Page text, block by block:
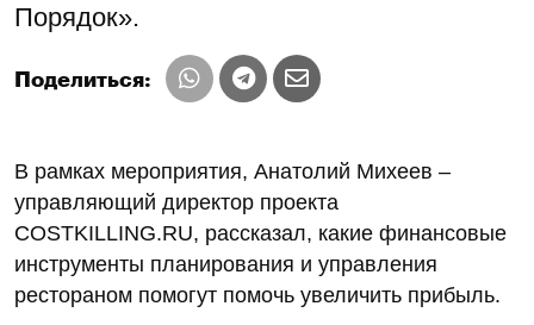
Порядок».
Поделиться:
В рамках мероприятия, Анатолий Михеев –
управляющий директор проекта
COSTKILLING.RU, рассказал, какие финансовые
инструменты планирования и управления
рестораном помогут помочь увеличить прибыль.